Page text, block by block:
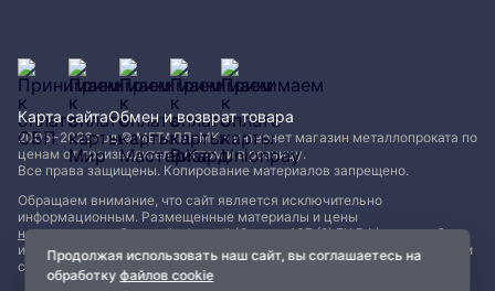
Продолжая использовать наш сайт, вы соглашаетесь на
обработкуфайлов cookie
2005−2026 год © МЕТАЛЛ-МК - интернет магазин металлопроката по
ценам от производителя, оптом и в розницу.
Все права защищены. Копирование материалов запрещено.
Обращаем внимание, что сайт является исключительно
информационным. Размещенные материалы и цены
не являются публичной офертой (Статья 437 (2) ГК РФ)и могут быть
изменены без уведомления. Для уточнения наличия, характеристик и
стоимости материалов обращайтесь в офисы продаж.
Карта сайтаОбмен и возврат товара